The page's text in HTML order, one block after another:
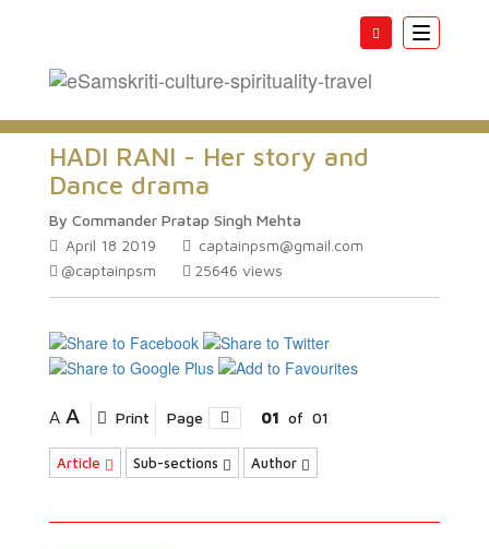
Toggle
HADI RANI - Her story and
Dance drama
By Commander Pratap Singh Mehta
April 18 2019
captainpsm@gmail.com
@captainpsm
25646 views
A A Print Page 01 of 01
Article Sub-sections Author